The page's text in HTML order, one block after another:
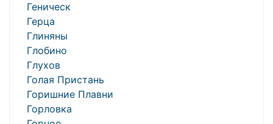
Геническ
Герца
Глиняны
Глобино
Глухов
Голая Пристань
Горишние Плавни
Горловка